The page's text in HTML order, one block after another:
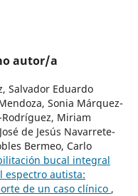
autor/a
Salvador Eduardo
Sonia Márquez-
Miriam
de Jesús Navarrete-
Bermeo, Carlo
bucal integral
espectro autista:
de un caso clínico ,